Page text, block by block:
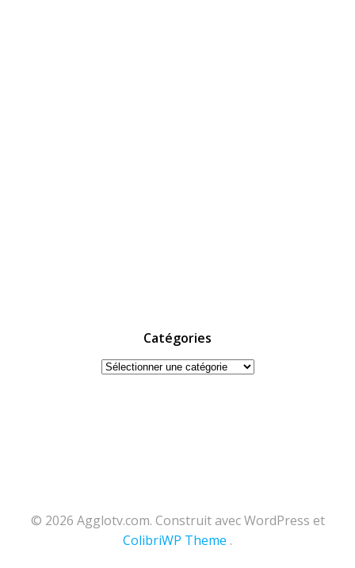
Catégories
Catégories
© 2026 Agglotv.com. Construit avec WordPress et
ColibriWP Theme .